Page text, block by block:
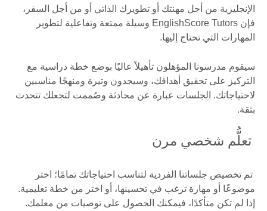
الإنجليزية من أجل مهنتك أو تطويرك الذاتي أو من أجل السفر،
فإن EnglishScore Tutors وسيلة ممتعة وتفاعلية لتطوير
المهارات التي تحتاج إليها.
سيقوم مدرسونا المؤهلون تأهيلاً عاليًا بوضع خطة دراسية مع
التركيز على تحقيق أهدافك، وسيجدون وتيرة ومنهجًا مناسبين
لاحتياجاتك. الجلسات عبارة عن محادثة وصُممت لتجعلك تتحدث
بثقة.
تعلُّم شخصي مرن
تم تخصيص جلساتنا الفردية لتناسب احتياجاتك تمامًا؛ اختر
موضوعًا أو مهارة ترغب في تحسينها، أو اختر من خطة تعليمية.
إذا لم تكن متأكدًا، فيمكنك الحصول على توصيات من معلمك.